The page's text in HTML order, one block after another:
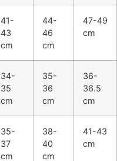
41-
43
cm
44-
46
cm
47-49
cm
34-
35
cm
35-
36
cm
36-
36.5
cm
35-
37
cm
38-
40
cm
41-43
cm